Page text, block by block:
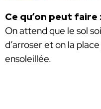
Ce qu’on peut faire :
On attend que le sol
d’arroser et on la
ensoleillée.